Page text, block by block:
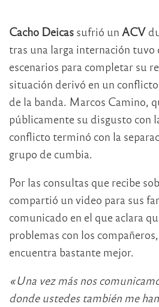
Cacho Deicas sufrió un ACV
tras una larga internación tuvo
escenarios para completar su
situación derivó en un
de la banda. Marcos Camino,
públicamente su disgusto con
conflicto terminó con la
grupo de cumbia.
Por las consultas que recibe
compartió un video para sus
comunicado en el que aclara
problemas con los
encuentra bastante mejor.
«Una vez más nos
donde ustedes también me